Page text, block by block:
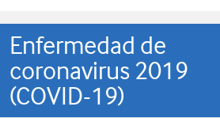
Enfermedad de
coronavirus 2019
(COVID-19)